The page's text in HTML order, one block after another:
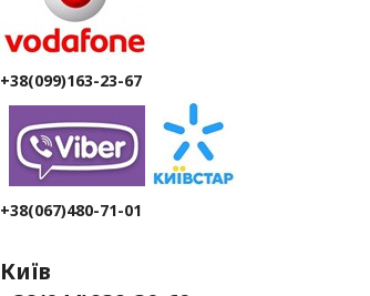
+38(099)163-23-67
+38(067)480-71-01
Київ